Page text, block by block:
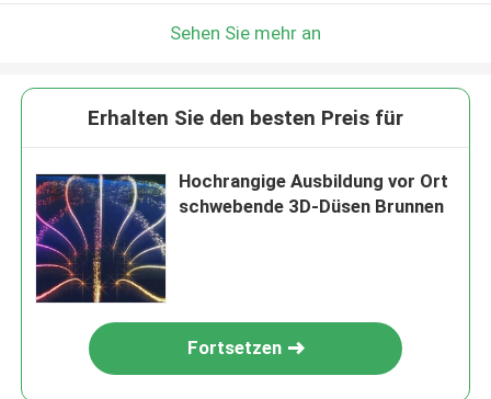
Sehen Sie mehr an
Erhalten Sie den besten Preis für
Hochrangige Ausbildung vor Ort
schwebende 3D-Düsen Brunnen
Fortsetzen